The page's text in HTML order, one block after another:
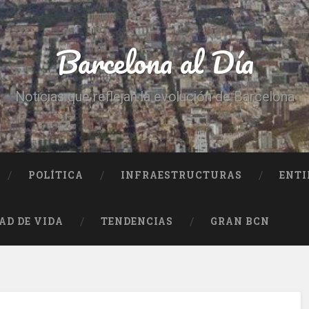
Barcelona al Día
Noticias que reflejan la evolución de Barcelona
POLÍTICA INFRAESTRUCTURAS
DE VIDA TENDENCIAS GRAN BCN